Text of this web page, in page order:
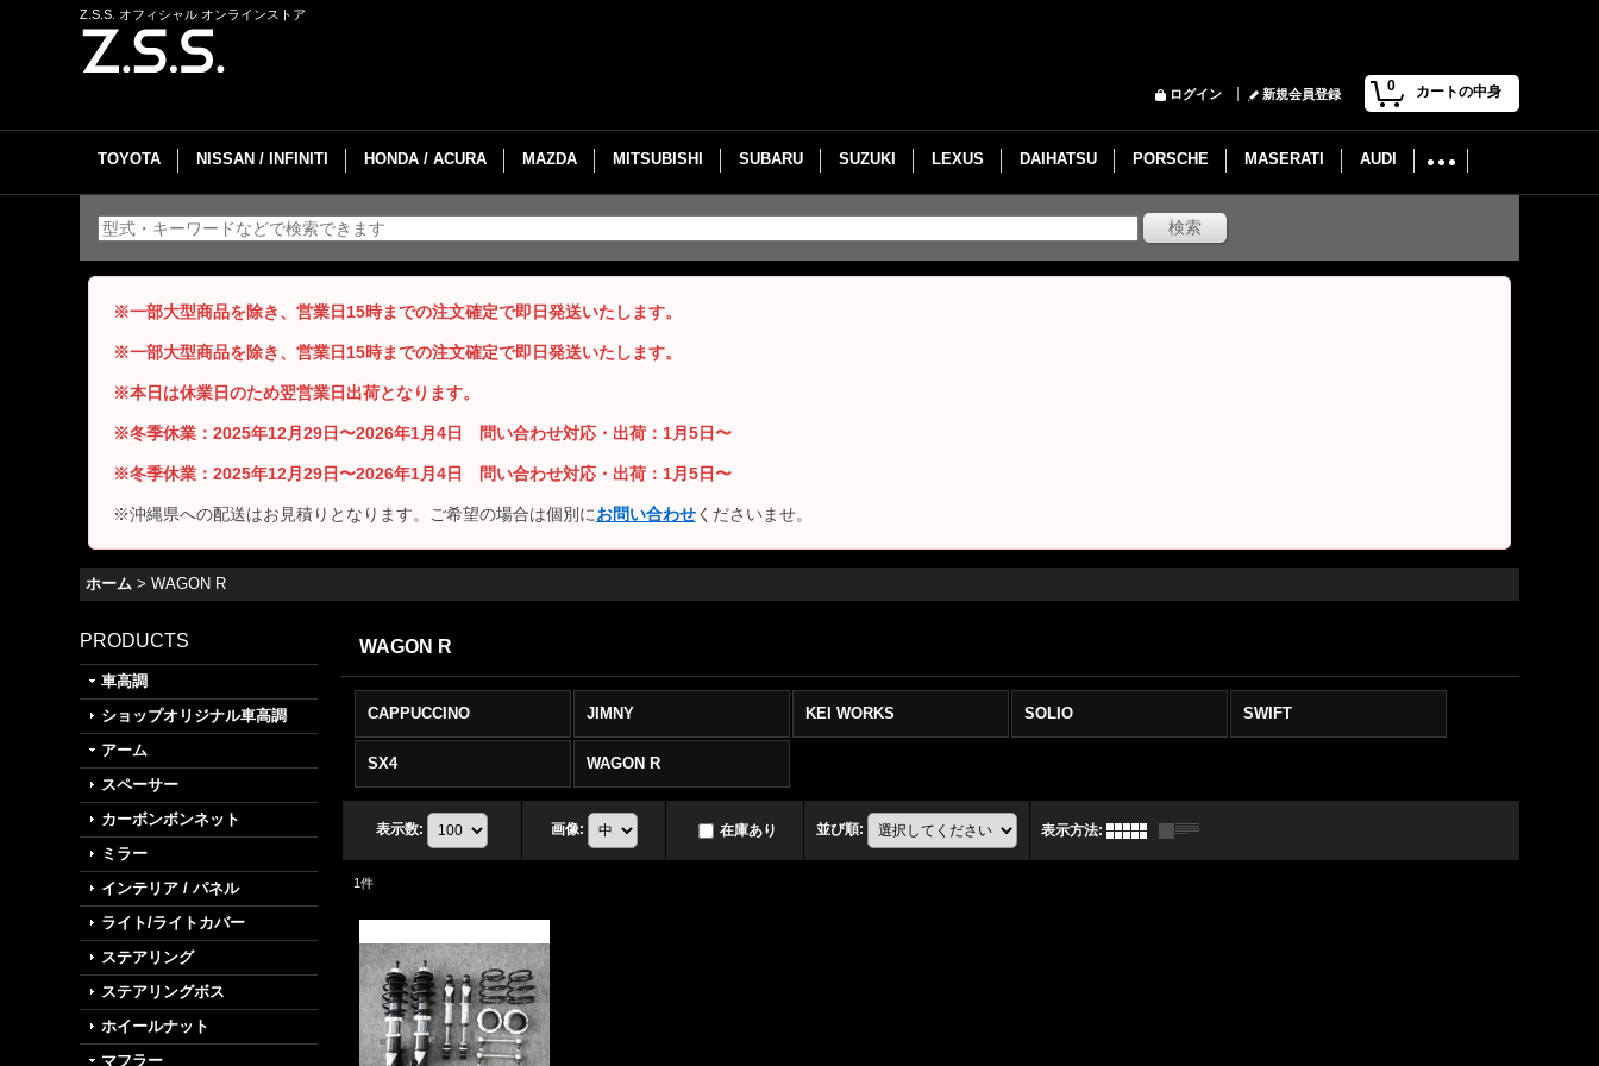
Z.S.S. オフィシャル オンラインストア
0 カートの中身
ログイン 新規会員登録
TOYOTA NISSAN / INFINITI HONDA / ACURA MAZDA MITSUBISHI SUBARU SUZUKI LEXUS DAIHATSU PORSCHE MASERATI AUDI
※一部大型商品を除き、営業日15時までの注文確定で即日発送いたします。
※一部大型商品を除き、営業日15時までの注文確定で即日発送いたします。
※本日は休業日のため翌営業日出荷となります。
※冬季休業：2025年12月29日〜2026年1月4日 問い合わせ対応・出荷：1月5日〜
※冬季休業：2025年12月29日〜2026年1月4日 問い合わせ対応・出荷：1月5日〜
※沖縄県への配送はお見積りとなります。ご希望の場合は個別にお問い合わせくださいませ。
ホーム > WAGON R
PRODUCTS
車高調
ショップオリジナル車高調
アーム
スペーサー
カーボンボンネット
ミラー
インテリア / パネル
ライト/ライトカバー
ステアリング
ステアリングボス
ホイールナット
マフラー
WAGON R
CAPPUCCINO JIMNY KEI WORKS SOLIO SWIFT
SX4 WAGON R
表示数: 画像: 在庫あり 並び順: 表示方法:
1件